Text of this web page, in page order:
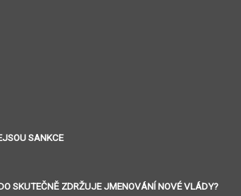
SANKCE
SKUTEČNĚ ZDRŽUJE JMENOVÁNÍ NOVÉ VLÁDY?